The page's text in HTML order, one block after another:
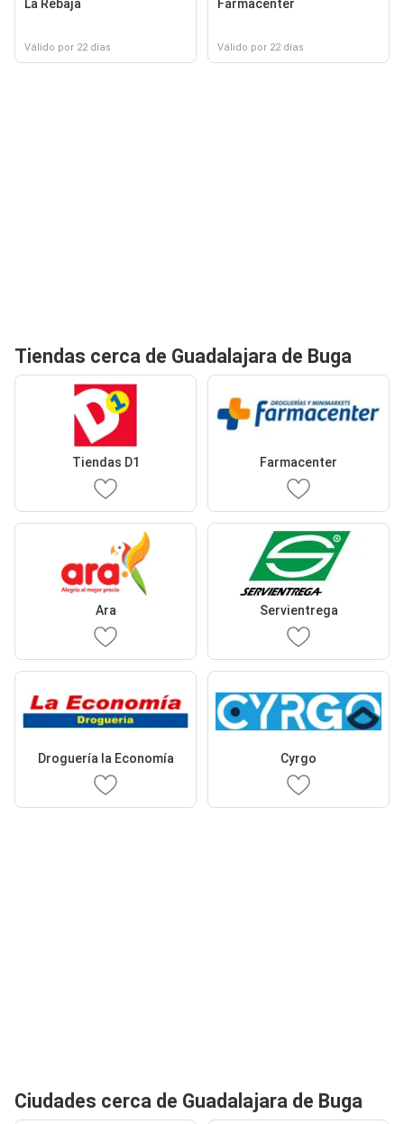
La Rebaja
Válido por 22 días
Farmacenter
Válido por 22 días
Tiendas cerca de Guadalajara de Buga
Tiendas D1 Farmacenter
Ara Servientrega
Droguería la Economía Cyrgo
Ciudades cerca de Guadalajara de Buga